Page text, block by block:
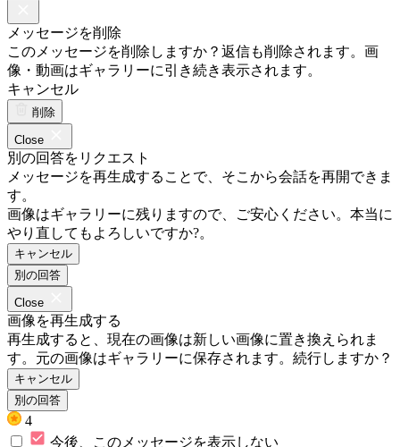
メッセージを削除
このメッセージを削除しますか？返信も削除されます。画
像・動画はギャラリーに引き続き表示されます。
キャンセル
削除
Close
別の回答をリクエスト
メッセージを再生成することで、そこから会話を再開できま
す。
画像はギャラリーに残りますので、ご安心ください。本当に
やり直してもよろしいですか?。
キャンセル
別の回答
Close
画像を再生成する
再生成すると、現在の画像は新しい画像に置き換えられま
す。元の画像はギャラリーに保存されます。続行しますか？
キャンセル
別の回答
4
今後、このメッセージを表示しない